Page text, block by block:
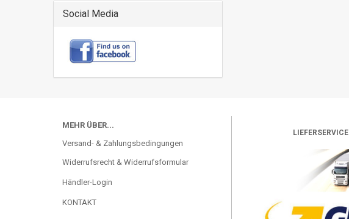
Social Media
MEHR ÜBER...
Versand- & Zahlungsbedingungen
Widerrufsrecht & Widerrufsformular
Händler-Login
KONTAKT
LIEFERSERVICE